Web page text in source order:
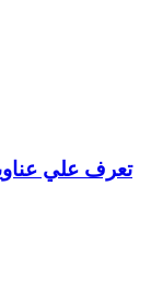
تعرف علي